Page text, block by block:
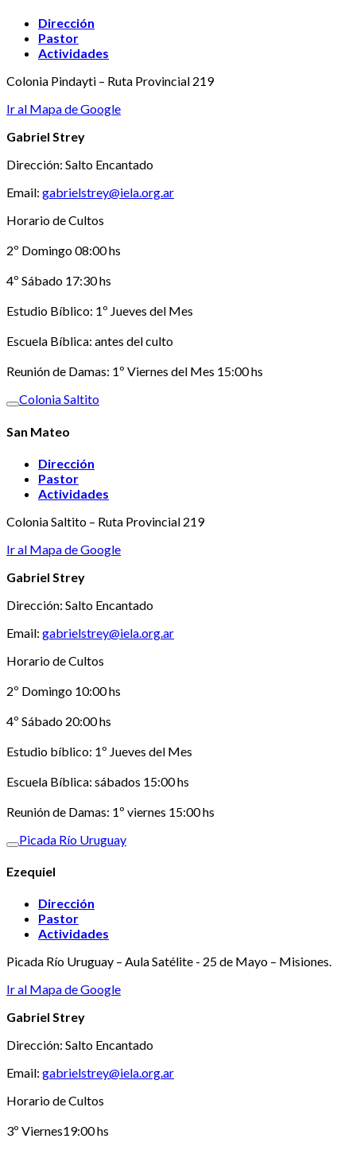
Dirección
Pastor
Actividades
Colonia Pindayti – Ruta Provincial 219
Ir al Mapa de Google
Gabriel Strey
Dirección: Salto Encantado
Email: gabrielstrey@iela.org.ar
Horario de Cultos
2º Domingo 08:00 hs
4º Sábado 17:30 hs
Estudio Bíblico: 1º Jueves del Mes
Escuela Bíblica: antes del culto
Reunión de Damas: 1º Viernes del Mes 15:00 hs
Colonia Saltito
San Mateo
Dirección
Pastor
Actividades
Colonia Saltito – Ruta Provincial 219
Ir al Mapa de Google
Gabriel Strey
Dirección: Salto Encantado
Email: gabrielstrey@iela.org.ar
Horario de Cultos
2º Domingo 10:00 hs
4º Sábado 20:00 hs
Estudio bíblico: 1º Jueves del Mes
Escuela Bíblica: sábados 15:00 hs
Reunión de Damas: 1º viernes 15:00 hs
Picada Río Uruguay
Ezequiel
Dirección
Pastor
Actividades
Picada Río Uruguay – Aula Satélite - 25 de Mayo – Misiones.
Ir al Mapa de Google
Gabriel Strey
Dirección: Salto Encantado
Email: gabrielstrey@iela.org.ar
Horario de Cultos
3º Viernes19:00 hs